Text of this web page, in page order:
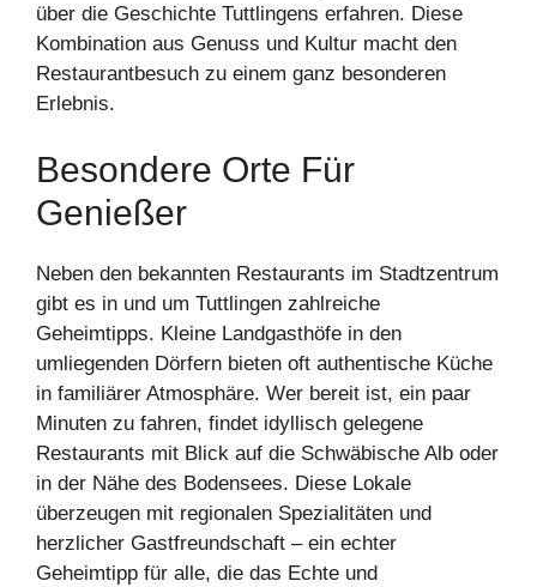
über die Geschichte Tuttlingens erfahren. Diese
Kombination aus Genuss und Kultur macht den
Restaurantbesuch zu einem ganz besonderen
Erlebnis.
Besondere Orte Für
Genießer
Neben den bekannten Restaurants im Stadtzentrum
gibt es in und um Tuttlingen zahlreiche
Geheimtipps. Kleine Landgasthöfe in den
umliegenden Dörfern bieten oft authentische Küche
in familiärer Atmosphäre. Wer bereit ist, ein paar
Minuten zu fahren, findet idyllisch gelegene
Restaurants mit Blick auf die Schwäbische Alb oder
in der Nähe des Bodensees. Diese Lokale
überzeugen mit regionalen Spezialitäten und
herzlicher Gastfreundschaft – ein echter
Geheimtipp für alle, die das Echte und